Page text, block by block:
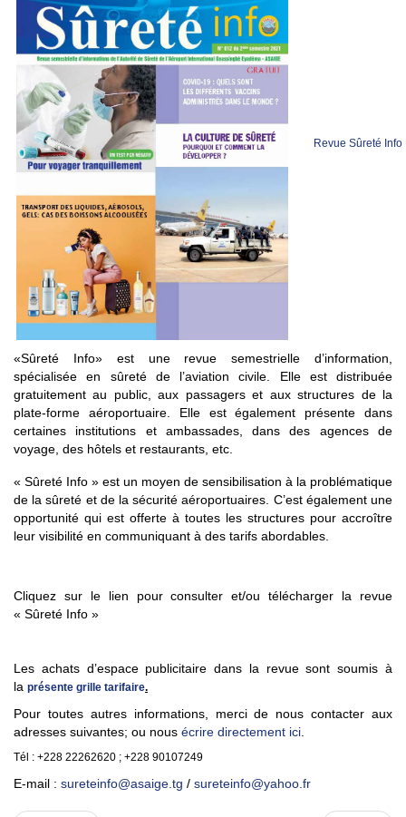
Revue Sûreté Info
«Sûreté Info» est une revue semestrielle d’information,
spécialisée en sûreté de l’aviation civile. Elle est distribuée
gratuitement au public, aux passagers et aux structures de la
plate-forme aéroportuaire. Elle est également présente dans
certaines institutions et ambassades, dans des agences de
voyage, des hôtels et restaurants, etc.
« Sûreté Info » est un moyen de sensibilisation à la problématique
de la sûreté et de la sécurité aéroportuaires. C’est également une
opportunité qui est offerte à toutes les structures pour accroître
leur visibilité en communiquant à des tarifs abordables.
Cliquez sur le lien pour consulter et/ou télécharger la revue
« Sûreté Info »
Les achats d’espace publicitaire dans la revue sont soumis à
la présente grille tarifaire.
Pour toutes autres informations, merci de nous contacter aux
adresses suivantes; ou nous écrire directement ici
Tél : +228 22262620 ; +228 90107249
E-mail : sureteinfo@asaige.tg / sureteinfo@yahoo.fr